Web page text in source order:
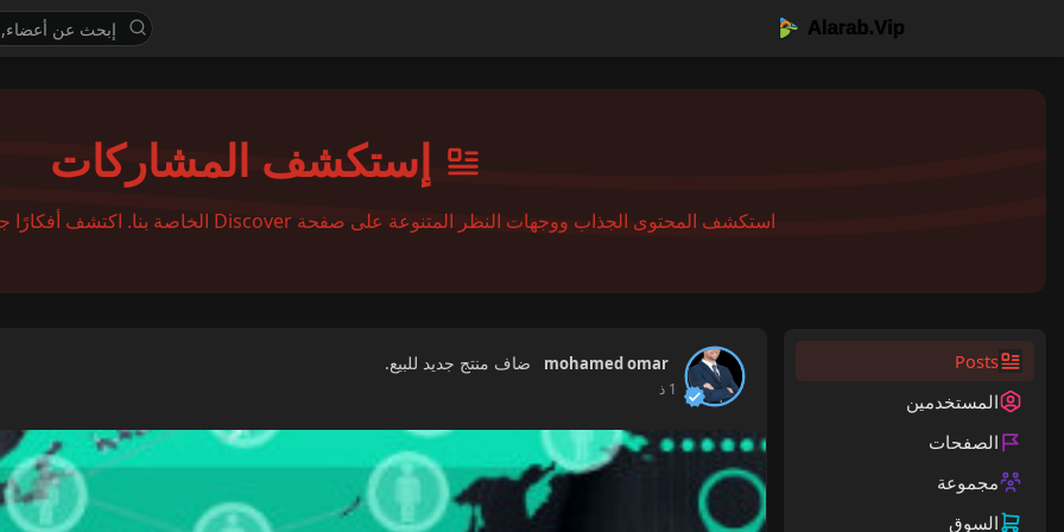
إستكشف المشاركات
استكشف المحتوى الجذاب ووجهات النظر المتنوعة على صفحة Discover الخاصة بنا. اكتشف أفكارًا جديدة وشارك في محادثات هادفة
Posts
المستخدمين
الصفحات
مجموعة
السوق
mohamed omar ضاف منتج جديد للبيع.
1 ذ